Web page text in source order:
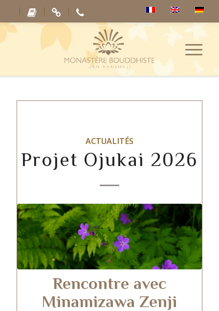
ACTUALITÉS
Projet Ojukai 2026
Rencontre avec
Minamizawa Zenji